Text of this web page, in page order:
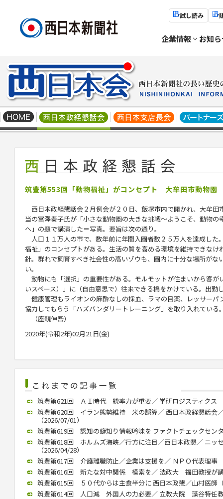
試し読み
企業情報 お知
筑豊第553回「動物福祉」がコンセプト 大牟田市動物
西日本政経懇話会２月例会が２０日、飯塚市内で開かれ、 大牟田
当の冨澤奏子氏が「小さな動物園の大きな挑戦～ようこそ、動物の
ヘ」の題で講演した＝写真。要旨は次の通り。
人口１１万人の市で、数年前に年間入園者数２５万人を達成した
福祉」のコンセプトがある。生活の質を高める環境を維持できなけ
針。群れで飼育すべき社会性の高いゾウも、園内に十分な場所がな
い。
動物にも「選択」の重要性がある。モルモットが住まいから客が
いスペース）」に（自由意思で）往来できる橋をかけている。出勤
健康管理もライオンの麻酔なしの採血、ラマの目薬、レッサーパ
協力してもらう「ハズバンダリートレーニング」を取り入れている
（座親伸吾）
2020年(令和2年)02月21日(金)
筑豊第621回 ＡＩ時代 統率力が重要／ 学研ロジスティクス
筑豊第620回 イラン態勢維持 米の誤算／ 西日本政経懇話会
（2026/07/01）
筑豊第619回 認知の癖知り情報吟味を ファクトチェックセ
筑豊第618回 ホルムズ海峡／行方に注目／西日本政懇／ ニッ
（2026/04/28）
筑豊第617回 介護離職防止／企業は支援を／ ＮＰＯ代表理
筑豊第616回 新たな対中関係 模索を／ 法政大 福田教授が
筑豊第615回 ５０代からは主食半分に 西日本政懇／山村医師
筑豊第614回 人口減 外国人の力必要／ 立教大院 藻谷特任